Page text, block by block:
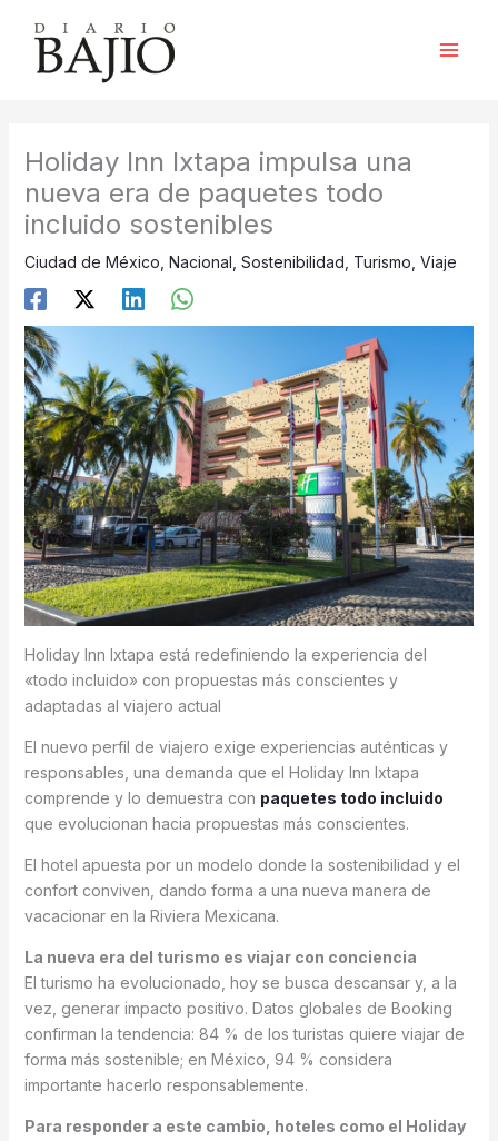
contenido
Holiday Inn Ixtapa impulsa una
nueva era de paquetes todo
incluido sostenibles
Ciudad de México Nacional Sostenibilidad Turismo Viaje
Holiday Inn Ixtapa está redefiniendo la experiencia del
«todo incluido» con propuestas más conscientes y
adaptadas al viajero actual
El nuevo perfil de viajero exige experiencias auténticas y
responsables, una demanda que el Holiday Inn Ixtapa
comprende y lo demuestra con paquetes todo incluido
que evolucionan hacia propuestas más conscientes.
El hotel apuesta por un modelo donde la sostenibilidad y el
confort conviven, dando forma a una nueva manera de
vacacionar en la Riviera Mexicana.
La nueva era del turismo es viajar con conciencia
El turismo ha evolucionado, hoy se busca descansar y, a la
vez, generar impacto positivo. Datos globales de Booking
confirman la tendencia: 84 % de los turistas quiere viajar de
forma más sostenible; en México, 94 % considera
importante hacerlo responsablemente.
Para responder a este cambio, hoteles como el Holiday